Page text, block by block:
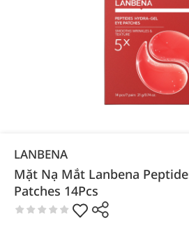
LANBENA
Mặt Nạ Mắt Lanbena
Patches 14Pcs